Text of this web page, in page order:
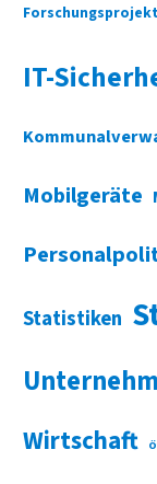
IT-
Mobilgeräte
Statistiken
Wirtschaft